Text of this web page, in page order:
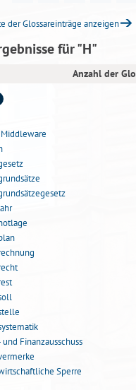
der Glossareinträge anzeigen
für "H"
Anzahl der
und Finanzausschuss
Sperre